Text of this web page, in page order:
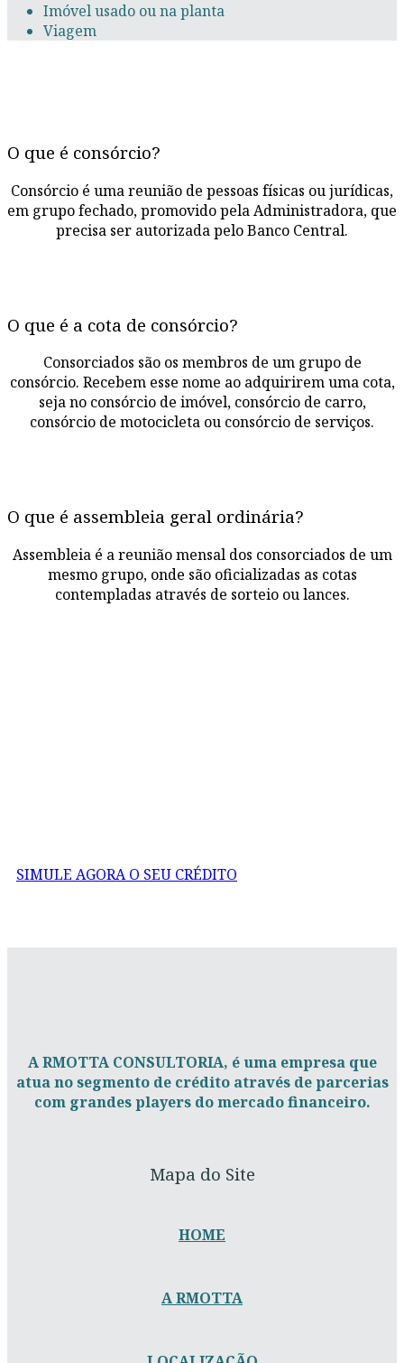
Imóvel usado ou na planta
Viagem
O que é consórcio?
Consórcio é uma reunião de pessoas físicas ou jurídicas,
em grupo fechado, promovido pela Administradora, que
precisa ser autorizada pelo Banco Central.
O que é a cota de consórcio?
Consorciados são os membros de um grupo de
consórcio. Recebem esse nome ao adquirirem uma cota,
seja no consórcio de imóvel, consórcio de carro,
consórcio de motocicleta ou consórcio de serviços.
O que é assembleia geral ordinária?
Assembleia é a reunião mensal dos consorciados de um
mesmo grupo, onde são oficializadas as cotas
contempladas através de sorteio ou lances.
SIMULE AGORA O SEU CRÉDITO
A RMOTTA CONSULTORIA, é uma empresa que
atua no segmento de crédito através de parcerias
com grandes players do mercado financeiro.
Mapa do Site
HOME
A RMOTTA